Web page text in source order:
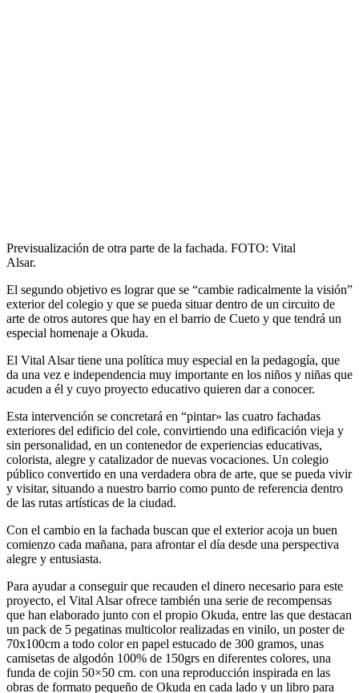
Previsualización de otra parte de la fachada. FOTO: Vital
Alsar.
El segundo objetivo es lograr que se “cambie radicalmente la visión”
exterior del colegio y que se pueda situar dentro de un circuito de
arte de otros autores que hay en el barrio de Cueto y que tendrá un
especial homenaje a Okuda.
El Vital Alsar tiene una política muy especial en la pedagogía, que
da una vez e independencia muy importante en los niños y niñas que
acuden a él y cuyo proyecto educativo quieren dar a conocer.
Esta intervención se concretará en “pintar» las cuatro fachadas
exteriores del edificio del cole, convirtiendo una edificación vieja y
sin personalidad, en un contenedor de experiencias educativas,
colorista, alegre y catalizador de nuevas vocaciones. Un colegio
público convertido en una verdadera obra de arte, que se pueda vivir
y visitar, situando a nuestro barrio como punto de referencia dentro
de las rutas artísticas de la ciudad.
Con el cambio en la fachada buscan que el exterior acoja un buen
comienzo cada mañana, para afrontar el día desde una perspectiva
alegre y entusiasta.
Para ayudar a conseguir que recauden el dinero necesario para este
proyecto, el Vital Alsar ofrece también una serie de recompensas
que han elaborado junto con el propio Okuda, entre las que destacan
un pack de 5 pegatinas multicolor realizadas en vinilo, un poster de
70x100cm a todo color en papel estucado de 300 gramos, unas
camisetas de algodón 100% de 150grs en diferentes colores, una
funda de cojin 50×50 cm. con una reproducción inspirada en las
obras de formato pequeño de Okuda en cada lado y un libro para